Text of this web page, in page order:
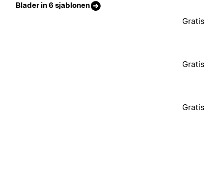
Blader in 6 sjablonen
Gratis
Gratis
Gratis